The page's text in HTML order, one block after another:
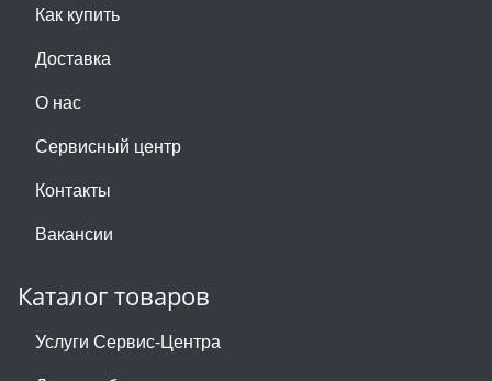
Как купить
Доставка
О нас
Сервисный центр
Контакты
Вакансии
Каталог товаров
Услуги Сервис-Центра